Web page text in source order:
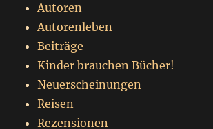
Autoren
Autorenleben
Beiträge
Kinder brauchen Bücher!
Neuerscheinungen
Reisen
Rezensionen